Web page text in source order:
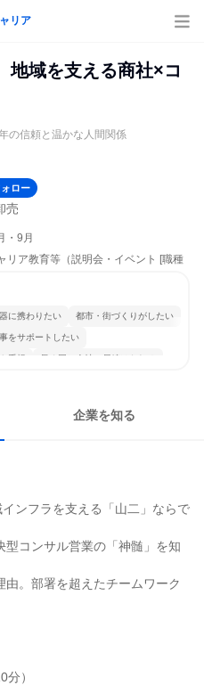
リア
地域を支える商社×コ
の信頼と温かな人間関係
ロー
売
・9月
リア教育等（説明会・イベント [職種
に携わりたい 都市・街づくりがしたい
をサポートしたい
重視 長く同じ会社に居続けられる
企業を知る
ンフラを支える「山二」ならで
型コンサル営業の「神髄」を知
由。部署を超えたチームワーク
）